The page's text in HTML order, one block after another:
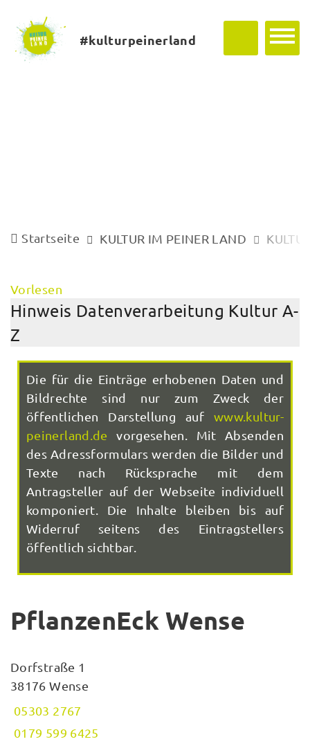
#kulturpeinerland
Startseite KULTUR IM PEINER LAND
Vorlesen
Hinweis Datenverarbeitung Kultur A-
Z
Die für die Einträge erhobenen Daten und
Bildrechte sind nur zum Zweck der
öffentlichen Darstellung aufwww.kultur-
peinerland.de vorgesehen. Mit Absenden
des Adressformulars werden die Bilder und
Texte nach Rücksprache mit dem
Antragsteller auf der Webseite individuell
komponiert. Die Inhalte bleiben bis auf
Widerruf seitens des Eintragstellers
öffentlich sichtbar.
PflanzenEck Wense
Dorfstraße 1
38176 Wense
05303 2767
0179 599 6425